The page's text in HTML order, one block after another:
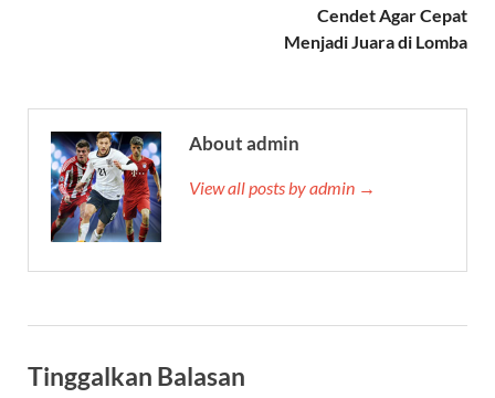
Cendet Agar Cepat
Menjadi Juara di Lomba
About admin
View all posts by admin →
Tinggalkan Balasan